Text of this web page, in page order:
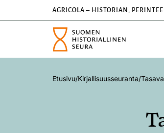
AGRICOLA – HISTORIAN,
Etusivu/Kirjallisuusseuranta/